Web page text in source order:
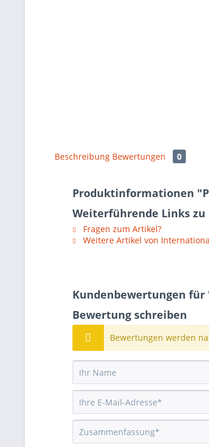
Beschreibung Bewertungen 0
Produktinformationen
Weiterführende Links
Fragen zum Artikel?
Weitere Artikel von
Kundenbewertungen
Bewertung schreiben
Bewertungen werden